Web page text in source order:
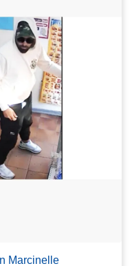
Marcinelle